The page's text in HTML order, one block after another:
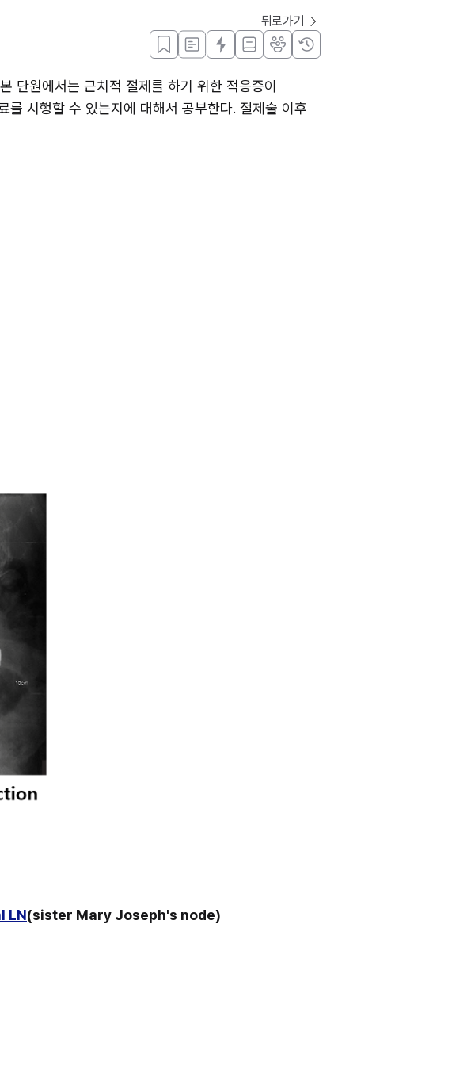
뒤로가기
단원에서는 근치적 절제를 하기 위한 적응증이
시행할 수 있는지에 대해서 공부한다. 절제술 이후
LN(sister Mary Joseph's node)